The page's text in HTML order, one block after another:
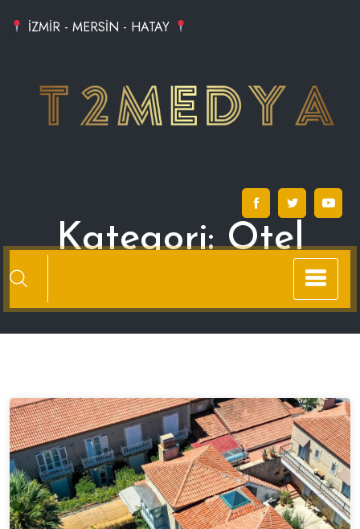
İZMİR - MERSİN - HATAY
Kategori:Otel